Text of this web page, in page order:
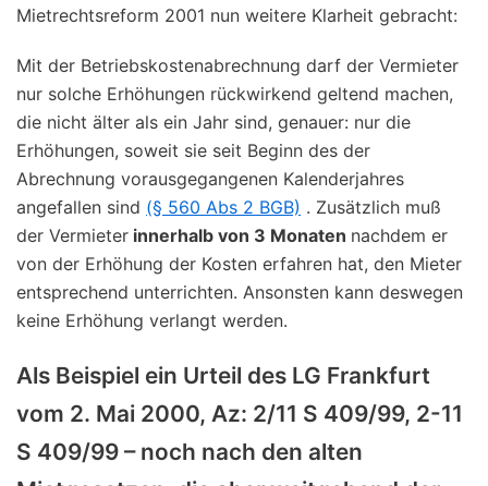
Mietrechtsreform 2001 nun weitere Klarheit gebracht:
Mit der Betriebskostenabrechnung darf der Vermieter
nur solche Erhöhungen rückwirkend geltend machen,
die nicht älter als ein Jahr sind, genauer: nur die
Erhöhungen, soweit sie seit Beginn des der
Abrechnung vorausgegangenen Kalenderjahres
angefallen sind (§ 560 Abs 2 BGB) . Zusätzlich muß
der Vermieter innerhalb von 3 Monaten nachdem er
von der Erhöhung der Kosten erfahren hat, den Mieter
entsprechend unterrichten. Ansonsten kann deswegen
keine Erhöhung verlangt werden.
Als Beispiel ein Urteil des LG Frankfurt
vom 2. Mai 2000, Az: 2/11 S 409/99, 2-11
S 409/99 – noch nach den alten